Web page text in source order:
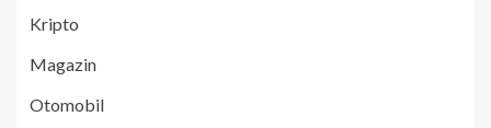
Kripto
Magazin
Otomobil